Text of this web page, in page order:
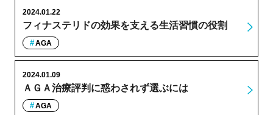
フィナステリドの効果を支える生活習慣の役割
2024.01.22
AGA
ＡＧＡ治療評判に惑わされず選ぶには
2024.01.09
AGA